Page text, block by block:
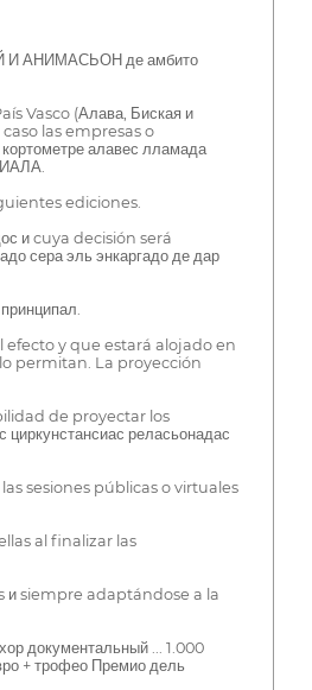
И АНИМАСЬОН де амбито
Vasco (Алава, Биская и
las empresas o
алавес лламада
ediciones.
и cuya decisión será
сера эль энкаргадо де дар
efecto y que estará alojado en
lo permitan. La proyección
de proyectar los
реласьонадас
sesiones públicas o virtuales
al finalizar las
и siempre adaptándose a la
документальный ... 1.000
+ трофео Премио дель